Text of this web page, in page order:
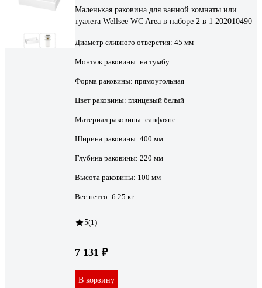
Маленькая раковина для ванной комнаты или
туалета Wellsee WC Area в наборе 2 в 1 202010490
Диаметр сливного отверстия: 45 мм
Монтаж раковины: на тумбу
Форма раковины: прямоугольная
Цвет раковины: глянцевый белый
Материал раковины: санфаянс
Ширина раковины: 400 мм
Глубина раковины: 220 мм
Высота раковины: 100 мм
Вес нетто: 6.25 кг
5(1)
7 131 ₽
В корзину